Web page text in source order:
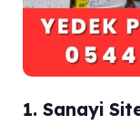
1. Sanayi